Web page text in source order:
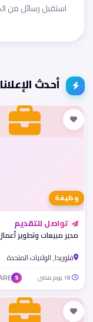
استقبل رسائل من
أحدث
وظيفة
تواصل للتقديم
مدير مبيعات وتطوير
فلوريدا, الولايات المتحدة
S